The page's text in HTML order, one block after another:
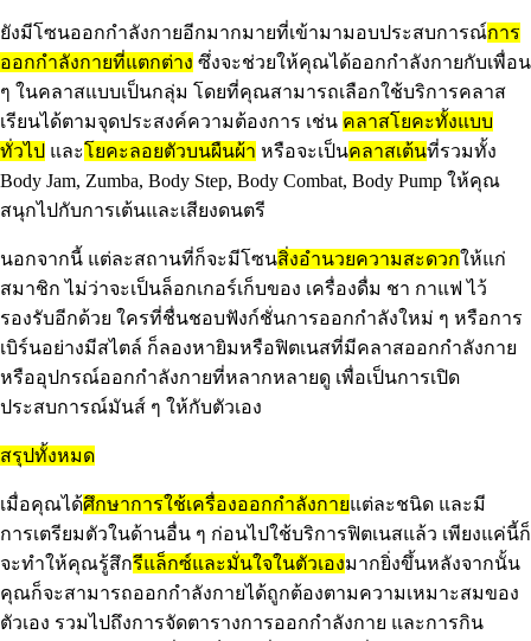
ยังมีโซนออกกำลังกายอีกมากมายที่เข้ามามอบประสบการณ์การ
ออกกำลังกายที่แตกต่าง ซึ่งจะช่วยให้คุณได้ออกกำลังกายกับเพื่อน
ๆ ในคลาสแบบเป็นกลุ่ม โดยที่คุณสามารถเลือกใช้บริการคลาส
เรียนได้ตามจุดประสงค์ความต้องการ เช่น คลาสโยคะทั้งแบบ
ทั่วไป และโยคะลอยตัวบนผืนผ้า หรือจะเป็นคลาสเต้นที่รวมทั้ง
Body Jam, Zumba, Body Step, Body Combat, Body Pump ให้คุณ
สนุกไปกับการเต้นและเสียงดนตรี
นอกจากนี้ แต่ละสถานที่ก็จะมีโซนสิ่งอำนวยความสะดวกให้แก่
สมาชิก ไม่ว่าจะเป็นล็อกเกอร์เก็บของ เครื่องดื่ม ชา กาแฟ ไว้
รองรับอีกด้วย ใครที่ชื่นชอบฟังก์ชั่นการออกกำลังใหม่ ๆ หรือการ
เบิร์นอย่างมีสไตล์ ก็ลองหายิมหรือฟิตเนสที่มีคลาสออกกำลังกาย
หรืออุปกรณ์ออกกำลังกายที่หลากหลายดู เพื่อเป็นการเปิด
ประสบการณ์มันส์ ๆ ให้กับตัวเอง
สรุปทั้งหมด
เมื่อคุณได้ศึกษาการใช้เครื่องออกกำลังกายแต่ละชนิด และมี
การเตรียมตัวในด้านอื่น ๆ ก่อนไปใช้บริการฟิตเนสแล้ว เพียงแค่นี้ก็
จะทำให้คุณรู้สึกรีแล็กซ์และมั่นใจในตัวเองมากยิ่งขึ้นหลังจากนั้น
คุณก็จะสามารถออกกำลังกายได้ถูกต้องตามความเหมาะสมของ
ตัวเอง รวมไปถึงการจัดตารางการออกกำลังกาย และการกิน